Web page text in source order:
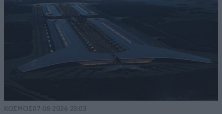
ΚΟΣΜΟΣ07·08·2026 23:03